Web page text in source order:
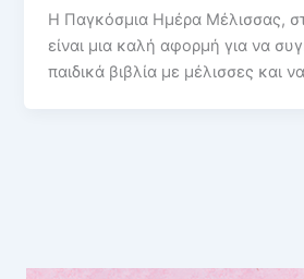
Η Παγκόσμια Ημέρα Μέλισσας,
είναι μια καλή αφορμή για να
παιδικά βιβλία με μέλισσες και